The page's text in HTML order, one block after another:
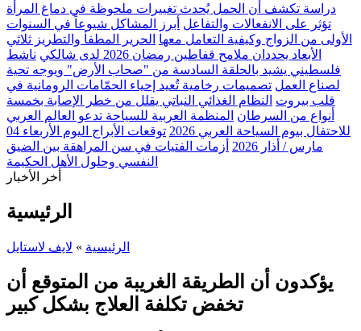
دراسة تكشف أن الحمل يُحدث تغييرات ملحوظة في دماغ المرأة
تؤثر على الانفعالات والتفاعل أبرز المشاكل شيوعاً في السنوات
الأولى من الزواج وكيفية التعامل معها الحرير المطفأ والتطريز ثلاثي
الأبعاد يحددان ملامح قفاطين رمضان 2026 لدى شالكي
ناشط
فلسطيني يشيد بالحلقة السادسة من "صحاب الأرض" ويوجه تحية
لصناع العمل تصميمات رخامية تُعيد إحياء الحمّامات الرومانية في
قلب بيروت النظام الغذائي النباتي يقلل من خطر الإصابة بخمسة
أنواع من السرطان المنظمة العربية للسياحة تدعو العالم العربي
للاحتفال بيوم السياحة العربي 2026
توقعات الأبراج اليوم الأربعاء 04
مارس / أذار 2026
أزمات الفتيات في سن المراهقة بين الضيق
النفسي وحلول الأهل الحكيمة
أخر الأخبار
الرئيسية
الرئيسية » لايف لاستايل
يؤكدون أن الطريقة الغريبة من المتوقع أن
تخفض تكلفة العلاج بشكل كبير